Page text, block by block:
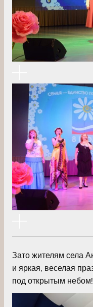
Зато жителям села
и яркая, веселая
под открытым небом!